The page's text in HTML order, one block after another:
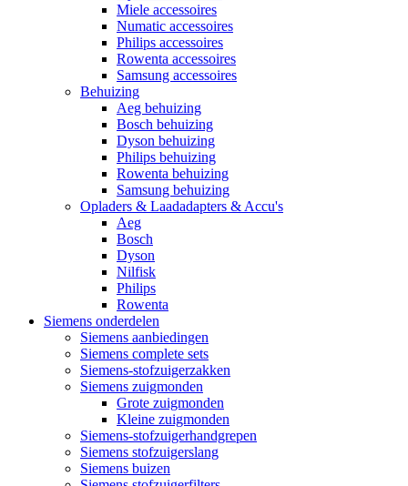
Miele accessoires
Numatic accessoires
Philips accessoires
Rowenta accessoires
Samsung accessoires
Behuizing
Aeg behuizing
Bosch behuizing
Dyson behuizing
Philips behuizing
Rowenta behuizing
Samsung behuizing
Opladers & Laadadapters & Accu's
Aeg
Bosch
Dyson
Nilfisk
Philips
Rowenta
Siemens onderdelen
Siemens aanbiedingen
Siemens complete sets
Siemens-stofzuigerzakken
Siemens zuigmonden
Grote zuigmonden
Kleine zuigmonden
Siemens-stofzuigerhandgrepen
Siemens stofzuigerslang
Siemens buizen